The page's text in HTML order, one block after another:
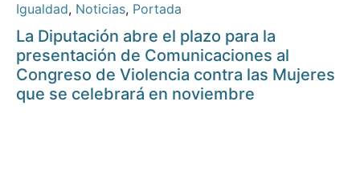
Igualdad, Noticias, Portada
La Diputación abre el plazo para la
presentación de Comunicaciones al
Congreso de Violencia contra las Mujeres
que se celebrará en noviembre